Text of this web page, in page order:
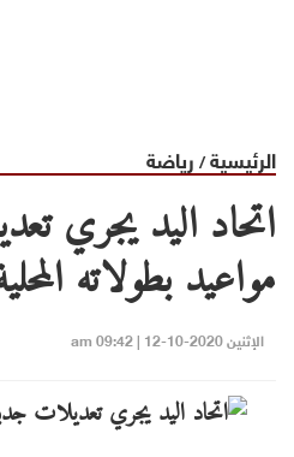
الرئيسية/ رياضة
اتحاد اليد يجري
مواعيد بطولاته
الإثنين 2020-10-12 | 09:42 am